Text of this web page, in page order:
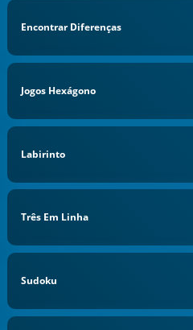
Encontrar Diferenças
Jogos Hexágono
Labirinto
Três Em Linha
Sudoku